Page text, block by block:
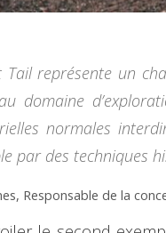
Tail représente un
domaine
normales
par des techniques
Responsable de la